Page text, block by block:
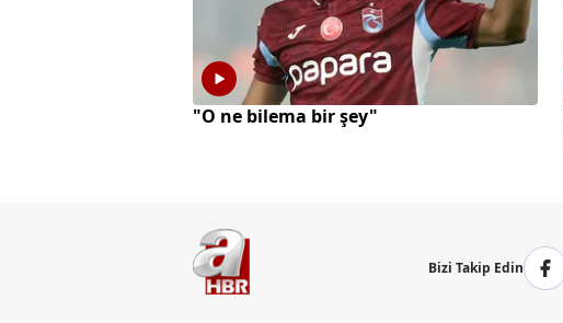
"O ne bilema bir şey"
Bizi Takip Edin